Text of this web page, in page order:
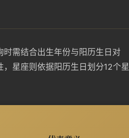
需结合出生年份与阳历生日对
星座则依据阳历生日划分12个星